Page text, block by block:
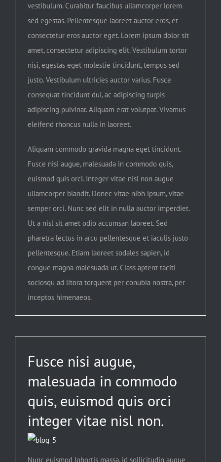
vestibulum. Curabitur faucibus ullamcorper lorem
sed egestas. Pellentesque laoreet auctor eros, et
consectetur eros auctor eget. Lorem ipsum dolor sit
amet, consectetur adipiscing elit. Vestibulum tortor
nisi, egestas eget molestie tincidunt, tempus sed
justo. Vestibulum ultricies auctor varius. Fusce
consequat tincidunt dui, ac adipiscing turpis
adipiscing pulvinar. Aliquam erat volutpat. Vivamus
eleifend rhoncus nulla in laoreet.
Aliquam commodo gravida magna eget tincidunt.
Fusce nisi augue, malesuada in commodo quis,
euismod quis orci. Integer vitae nisl non augue
ullamcorper blandit. Donec vitae nibh ipsum, vitae
semper orci. Nunc sed elit in nulla auctor imperdiet.
Ut a nisl sit amet odio accumsan laoreet. Sed
pharetra lectus in arcu pellentesque et iaculis justo
pellentesque. Etiam laoreet sodales sapien, id
congue magna malesuada ut. Class aptent taciti
sociosqu ad litora torquent per conubia nostra, per
inceptos himenaeos.
Fusce nisi augue,
malesuada in commodo
quis, euismod quis orci
integer vitae nisl non.
Nunc euismod lobortis massa, id sollicitudin augue